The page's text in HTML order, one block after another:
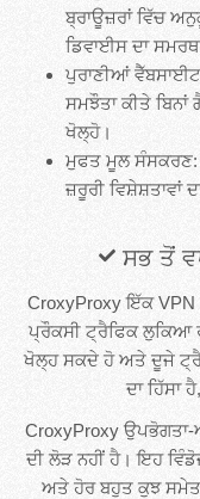
ਬ੍ਰਾਊਜ਼ਰਾਂ ਵਿੱਚ
ਡਿਵਾਈਸ ਦਾ
ਪੁਰਾਣੀਆਂ
ਸਮਝੌਤਾ ਕੀਤੇ
ਖੋਲ੍ਹੋ।
ਮੁਫਤ ਮੂਲ ਸੰਸਕਰਣ:
ਜ਼ਰੂਰੀ ਵਿਸ਼ੇਸ਼ਤਾਵਾਂ
ਸਭ ਤੋਂ
CroxyProxy ਇੱਕ
ਪ੍ਰੌਕਸੀ ਟ੍ਰੈਫਿਕ ਲੁਕਿਆ
ਖੋਲ੍ਹ ਸਕਦੇ ਹੋ ਅਤੇ ਦੂਜੇ
ਦਾ ਹਿੱਸਾ
CroxyProxy
ਦੀ ਲੋੜ ਨਹੀਂ ਹੈ। ਇਹ
ਅਤੇ ਹੋਰ ਬਹੁਤ ਕੁਝ ਸਮੇਤ